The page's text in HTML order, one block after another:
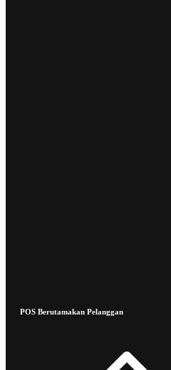
POS Berutamakan Pelanggan